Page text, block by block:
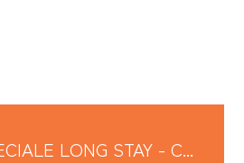
LONG STAY - P...